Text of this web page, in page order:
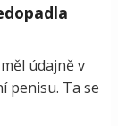
údajně v
penisu. Ta se